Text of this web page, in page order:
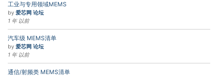
工业与专用领域MEMS
by 爱芯网 论坛
1 年 以前
汽车级 MEMS清单
by 爱芯网 论坛
1 年 以前
通信/射频类 MEMS清单